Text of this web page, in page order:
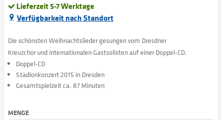
Lieferzeit 5-7 Werktage
Verfügbarkeit nach Standort
Die schönsten Weihnachtslieder gesungen vom Dresdner
Kreuzchor und internationalen Gastsolisten auf einer Doppel-CD.
Doppel-CD
Stadionkonzert 2015 in Dresden
Gesamtspielzeit ca. 87 Minuten
MENGE